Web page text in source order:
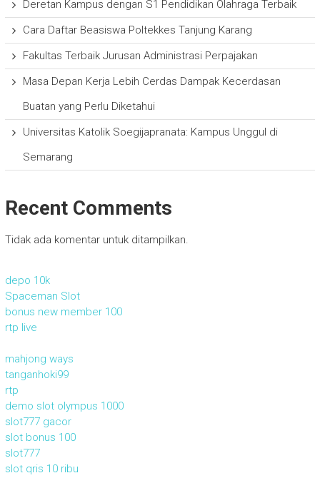
Deretan Kampus dengan S1 Pendidikan Olahraga Terbaik
Cara Daftar Beasiswa Poltekkes Tanjung Karang
Fakultas Terbaik Jurusan Administrasi Perpajakan
Masa Depan Kerja Lebih Cerdas Dampak Kecerdasan
Buatan yang Perlu Diketahui
Universitas Katolik Soegijapranata: Kampus Unggul di
Semarang
Recent Comments
Tidak ada komentar untuk ditampilkan.
depo 10k
Spaceman Slot
bonus new member 100
rtp live
mahjong ways
tanganhoki99
rtp
demo slot olympus 1000
slot777 gacor
slot bonus 100
slot777
slot qris 10 ribu